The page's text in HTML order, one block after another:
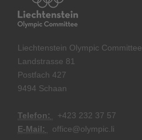
Liechtenstein Olympic Committee
Landstrasse 81
Postfach 427
9494 Schaan
Telefon: +423 232 37 57
E-Mail:
office@olympic.li